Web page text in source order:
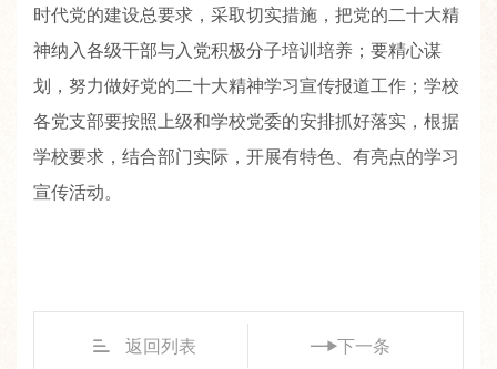
时代党的建设总要求，采取切实措施，把党的二十大精
神纳入各级干部与入党积极分子培训培养；要精心谋
划，努力做好党的二十大精神学习宣传报道工作；学校
各党支部要按照上级和学校党委的安排抓好落实，根据
学校要求，结合部门实际，开展有特色、有亮点的学习
宣传活动。
返回列表 下一条